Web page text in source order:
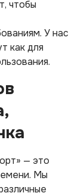
чтобы
У нас
как для
— это
Мы